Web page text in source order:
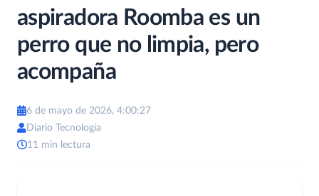
aspiradora Roomba es un
perro que no limpia, pero
acompaña
6 de mayo de 2026, 4:00:27
Diario Tecnología
11 min lectura